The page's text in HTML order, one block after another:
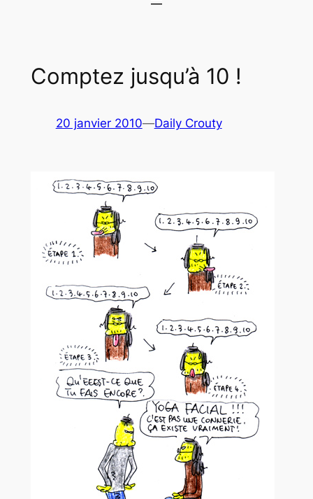
Comptez jusqu’à 10 !
20 janvier 2010—Daily Crouty